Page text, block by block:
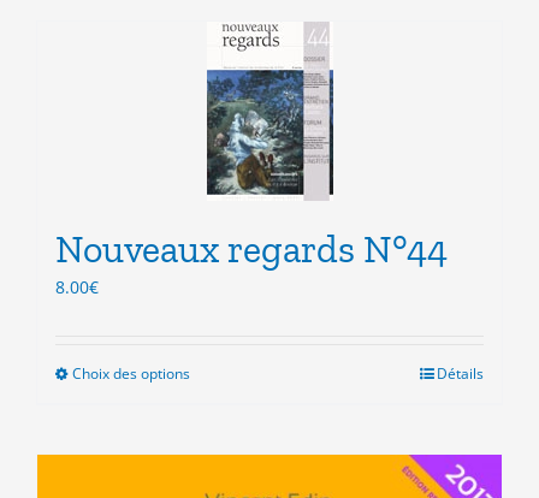
Nouveaux regards N°44
8.00€
Choix des optionsCe
plusieurs
Détails